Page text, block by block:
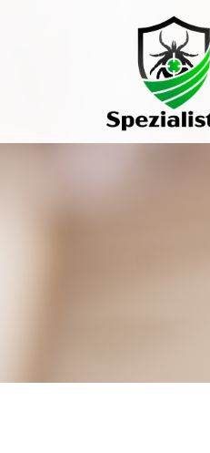
Navigation